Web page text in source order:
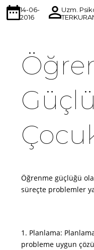
14-06-
2016
Uzm.
Öğrenme güçlüğü
süreçte problemler
1. Planlama:
probleme uygun